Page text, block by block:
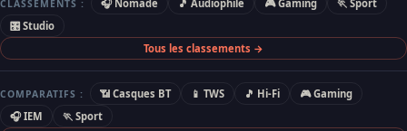
CLASSEMENTS : 🎧 Nomade 🎵 Audiophile 🎮 Gaming
🏃 Sport
🎛 Studio
Tous les classements →
COMPARATIFS : 📶 Casques BT 📱 TWS 🎵 Hi-Fi
🎮 Gaming
🎧 IEM
🏃 Sport